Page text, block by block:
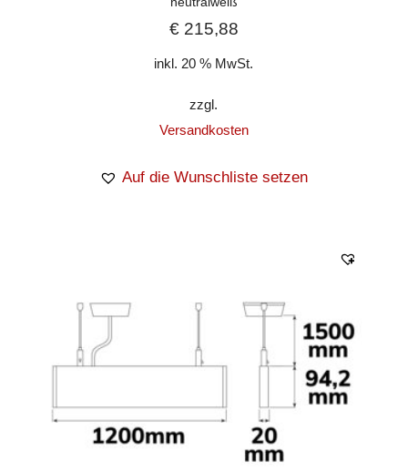
€215,88
inkl. 20 % MwSt.
zzgl.
Versandkosten
Auf die Wunschliste setzen